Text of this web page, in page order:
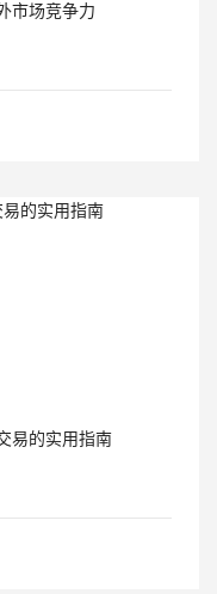
市场竞争力
易的实用指南